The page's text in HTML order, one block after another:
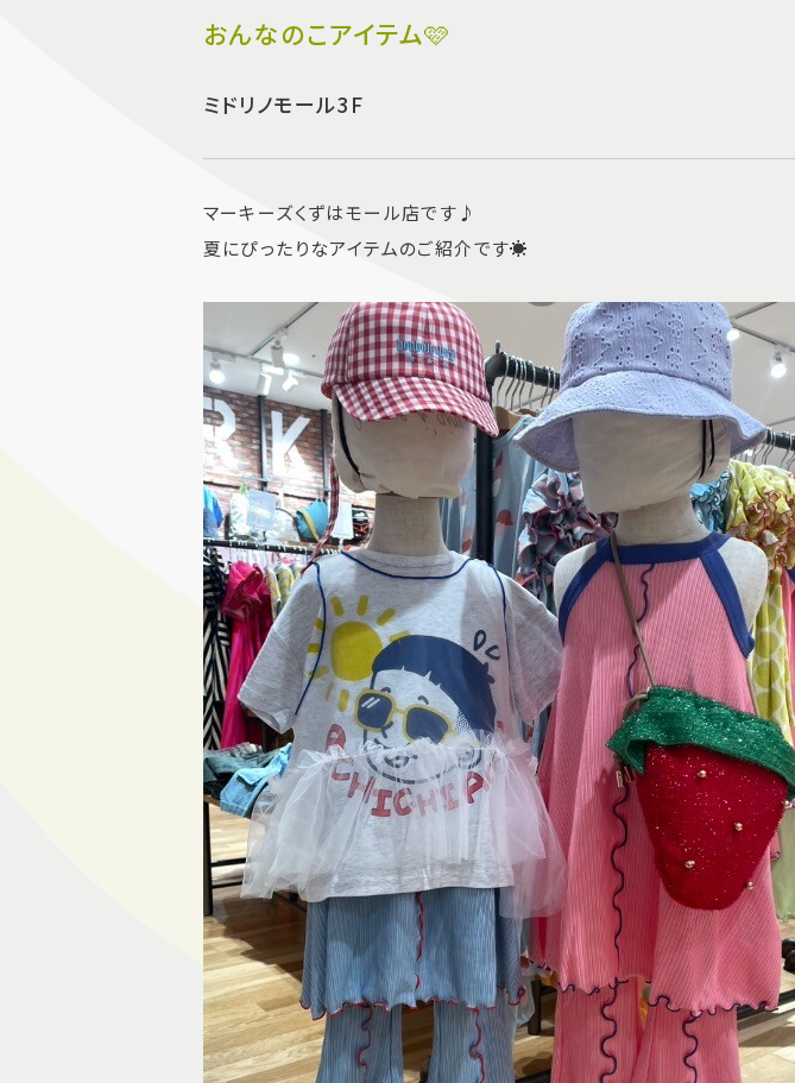
おんなのこアイテム🩷
ミドリノモール3F
マーキーズくずはモール店です♪
夏にぴったりなアイテムのご紹介です☀️